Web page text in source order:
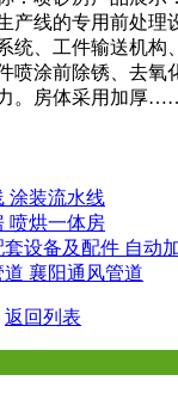
产线的专用前处理
统、工件输送机构
喷涂前除锈、去氧
。房体采用加厚
涂装流水线
喷烘一体房
自动
襄阳通风管道
返回列表